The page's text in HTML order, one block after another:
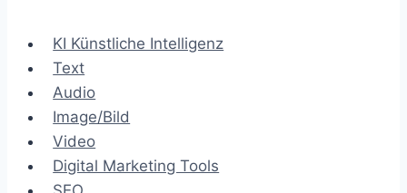
KI Künstliche Intelligenz
Text
Audio
Image/Bild
Video
Digital Marketing Tools